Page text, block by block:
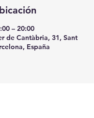
– 20:00
de Cantàbria, 31, Sant
España